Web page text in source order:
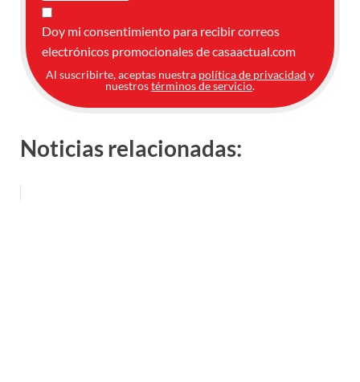
Doy mi consentimiento para recibir correos
electrónicos promocionales de casaactual.com
Al suscribirte, aceptas nuestra política de privacidad y
nuestrostérminos de servicio.
Noticias relacionadas: